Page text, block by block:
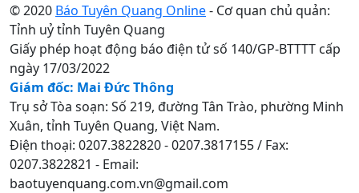
© 2020 Báo Tuyên Quang Online- Cơ quan chủ quản:
Tỉnh uỷ tỉnh Tuyên Quang
Giấy phép hoạt động báo điện tử số 140/GP-BTTTT cấp
ngày 17/03/2022
Giám đốc: Mai Đức Thông
Trụ sở Tòa soạn: Số 219, đường Tân Trào, phường Minh
Xuân, tỉnh Tuyên Quang, Việt Nam.
Điện thoại: 0207.3822820 - 0207.3817155 / Fax:
0207.3822821 - Email:
baotuyenquang.com.vn@gmail.com